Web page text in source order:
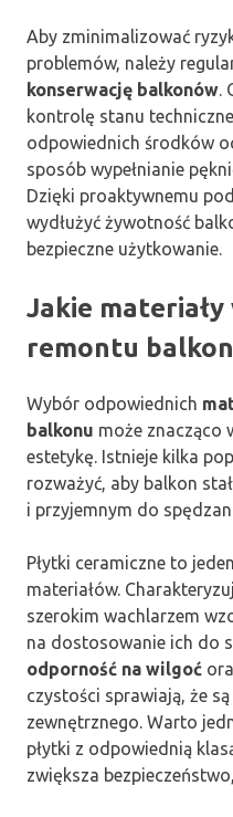
Aby zminimalizować
problemów, należy
konserwację balkonów.
kontrolę stanu
odpowiednich środków
sposób wypełnianie
Dzięki proaktywnemu
wydłużyć żywotność
bezpieczne użytkowanie.
Jakie materiały
remontu
Wybór odpowiednich
balkonu może znacząco
estetykę. Istnieje kilka
rozważyć, aby balkon
i przyjemnym do
Płytki ceramiczne to
materiałów.
szerokim wachlarzem
na dostosowanie ich do
odporność na wilgoć
czystości sprawiają, że
zewnętrznego. Warto
płytki z odpowiednią
zwiększa